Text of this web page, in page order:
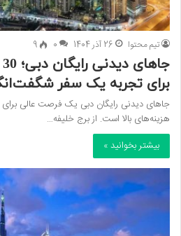
تیم محتوا 26 آذر 1404 0
9
برای تجربه یک سفر
جاهای دیدنی رایگان دبی یک فرصت عالی برای
هزینه‌های بالا است. از برج خلیفه…
بیشتر بخوانید »